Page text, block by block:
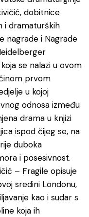
dobitnice
i dramaturških
nagrade i Nagrade
se nalazi u ovom
prvom
u kojoj
odnosa između
drama u knjizi
ispod čijeg se, na
duboka
i posesivnost.
– Fragile opisuje
sredini Londonu,
kao i sudar s
koja ih